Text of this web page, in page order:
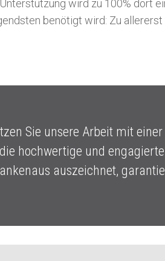
wird zu 100% dort
benötigt wird: Zu
Sie unsere Arbeit mit
hochwertige und
auszeichnet,